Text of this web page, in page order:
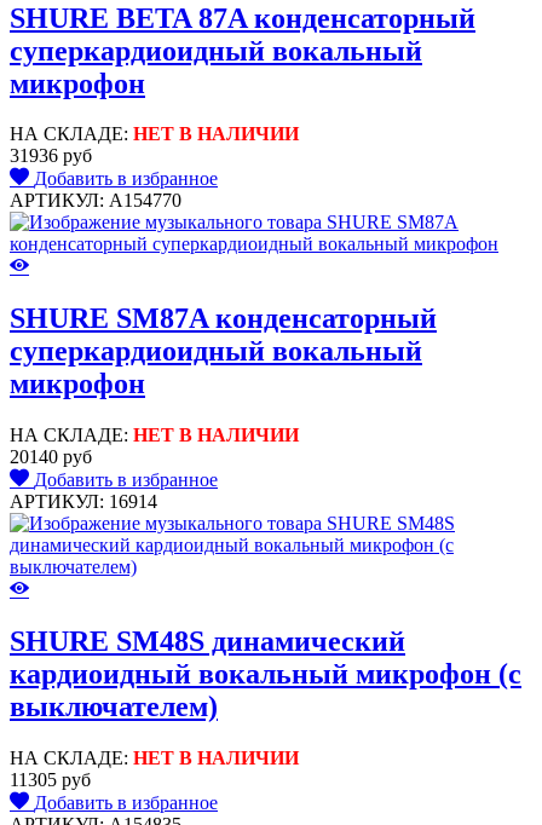
SHURE BETA 87A конденсаторный
суперкардиоидный вокальный
микрофон
НА СКЛАДЕ: НЕТ В НАЛИЧИИ
31936 руб
Добавить в избранное
АРТИКУЛ: A154770
SHURE SM87A конденсаторный
суперкардиоидный вокальный
микрофон
НА СКЛАДЕ: НЕТ В НАЛИЧИИ
20140 руб
Добавить в избранное
АРТИКУЛ: 16914
SHURE SM48S динамический
кардиоидный вокальный микрофон (с
выключателем)
НА СКЛАДЕ: НЕТ В НАЛИЧИИ
11305 руб
Добавить в избранное